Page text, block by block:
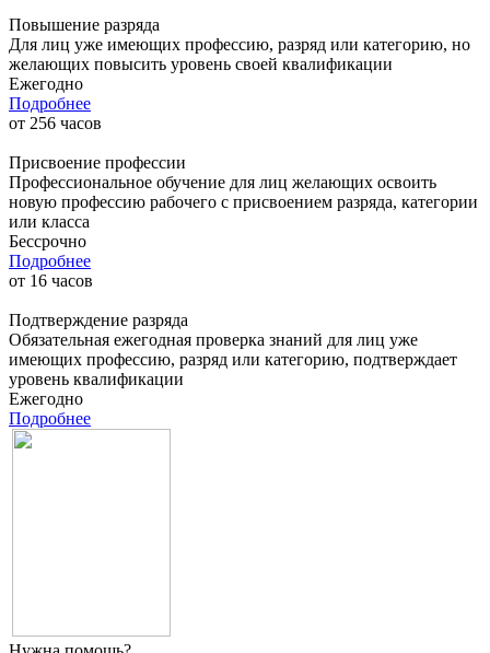
Повышение разряда
Для лиц уже имеющих профессию, разряд или категорию, но
желающих повысить уровень своей квалификации
Ежегодно
Подробнее
от 256 часов
Присвоение профессии
Профессиональное обучение для лиц желающих освоить
новую профессию рабочего с присвоением разряда, категории
или класса
Бессрочно
Подробнее
от 16 часов
Подтверждение разряда
Обязательная ежегодная проверка знаний для лиц уже
имеющих профессию, разряд или категорию, подтверждает
уровень квалификации
Ежегодно
Подробнее